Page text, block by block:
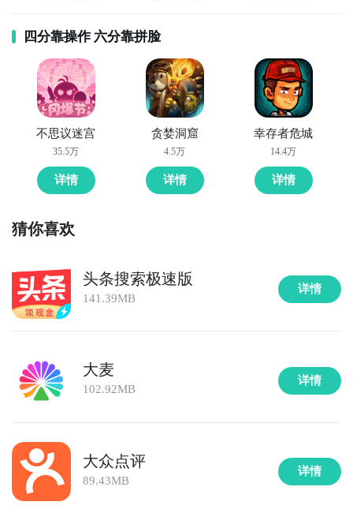
四分靠操作 六分靠拼脸
不思议迷宫
35.5万
详情
贪婪洞窟
4.5万
详情
幸存者危城
14.4万
详情
猜你喜欢
头条搜索极速版
141.39MB
详情
大麦
102.92MB
详情
大众点评
89.43MB
详情